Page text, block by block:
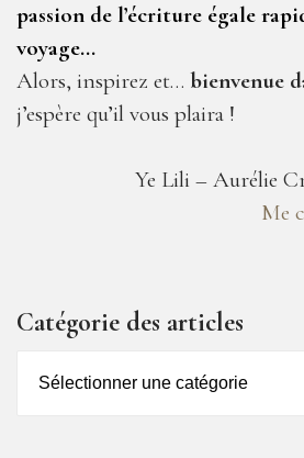
passion de l’écriture égale
voyage…
Alors, inspirez et… bienvenue
j’espère qu’il vous plaira !
Ye Lili – Aurélie
Me
Catégorie des articles
des